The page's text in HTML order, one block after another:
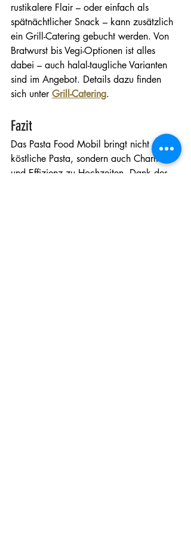
rustikalere Flair – oder einfach als
spätnächtlicher Snack – kann zusätzlich
ein Grill-Catering gebucht werden. Von
Bratwurst bis Vegi-Optionen ist alles
dabei – auch halal-taugliche Varianten
sind im Angebot. Details dazu finden
sich unter Grill-Catering.
Fazit
Das Pasta Food Mobil bringt nicht nur
köstliche Pasta, sondern auch Charme
und Effizienz zu Hochzeiten. Dank des